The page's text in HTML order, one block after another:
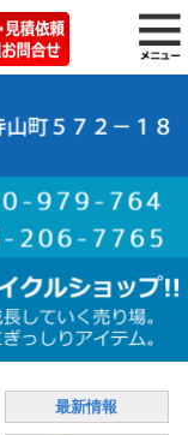
最新情報